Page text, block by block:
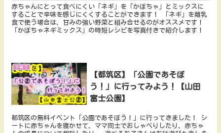
赤ちゃんにとって食べにくい「ネギ」を「かぼちゃ」とミックスに
することで辛味を感じにくくすることができます！ 「ネギ」を離乳
食で使う場合は、甘みの強い野菜と組み合せるのがオススメです！
「かぼちゃネギミックス」の時短レシピを写真付きで紹介します！
子育て
【都筑区】「公園であそぼ
う！」に行ってみよう！【山田
富士公園】
都筑区の無料イベント「公園であそぼう！」に行ってきました！ シ
ートに赤ちゃんを寝かせて、ママ同士でおしゃべりしたり、赤ちゃ